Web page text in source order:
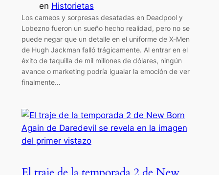
en Historietas
Los cameos y sorpresas desatadas en Deadpool y
Lobezno fueron un sueño hecho realidad, pero no se
puede negar que un detalle en el uniforme de X-Men
de Hugh Jackman falló trágicamente. Al entrar en el
éxito de taquilla de mil millones de dólares, ningún
avance o marketing podría igualar la emoción de ver
finalmente…